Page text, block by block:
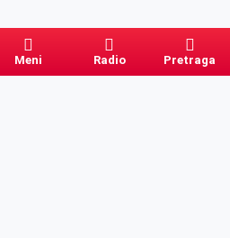
Meni Radio Pretraga